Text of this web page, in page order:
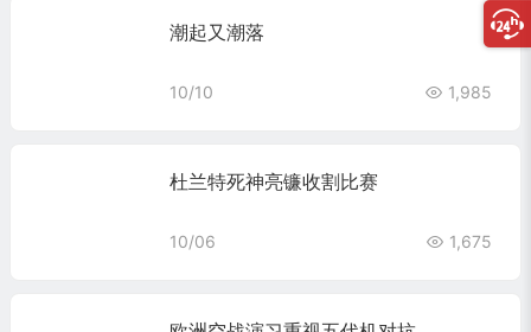
潮起又潮落
10/10 1,985
杜兰特死神亮镰收割比赛
10/06 1,675